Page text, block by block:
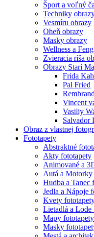
Šport a voľný
Techniky
Vesmíru obrazy
Oheň obrazy
Masky obrazy
Wellness a
Zvieracia ríša
Obrazy Starí
Frida
Pal Fried
Vincent
Vasiliy
Salvador
Obraz z vlastnej
Fototapety
Abstraktné
Akty fototapety
Animované a
Autá a Motorky
Hudba a Tanec
Jedla a Nápoje
Kvety
Lietadlá a Lode
Mapy fototapety
Masky